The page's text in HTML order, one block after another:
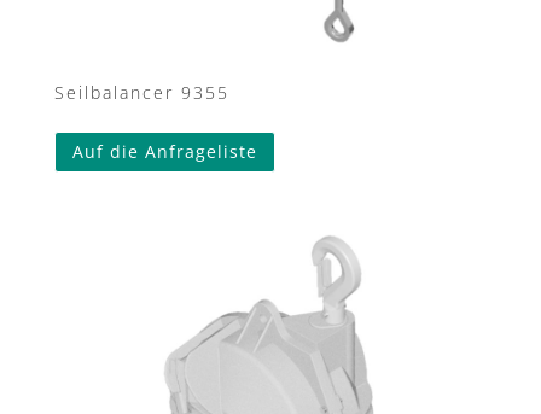
Seilbalancer 9355
Auf die Anfrageliste